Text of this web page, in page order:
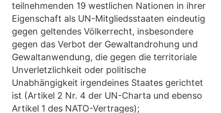
teilnehmenden 19 westlichen Nationen in ihrer
Eigenschaft als UN-Mitgliedsstaaten eindeutig
gegen geltendes Völkerrecht, insbesondere
gegen das Verbot der Gewaltandrohung und
Gewaltanwendung, die gegen die territoriale
Unverletzlichkeit oder politische
Unabhängigkeit irgendeines Staates gerichtet
ist (Artikel 2 Nr. 4 der UN-Charta und ebenso
Artikel 1 des NATO-Vertrages);